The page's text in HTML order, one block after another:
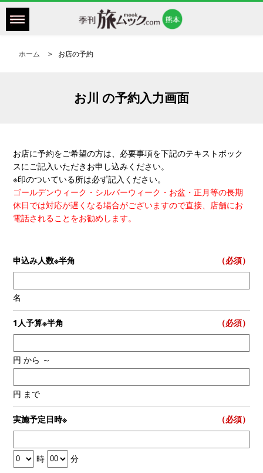
ホーム お店の予約
お川 の予約入力画面
お店に予約をご希望の方は、必要事項を下記のテキストボック
スにご記入いただきお申し込みください。
※印のついている所は必ず記入ください。
ゴールデンウィーク・シルバーウィーク・お盆・正月等の長期
休日では対応が遅くなる場合がございますので直接、店舗にお
電話されることをお勧めします。
申込み人数※半角 （必須）
名
1人予算※半角 （必須）
円 から ～
円 まで
実施予定日時※ （必須）
時 分